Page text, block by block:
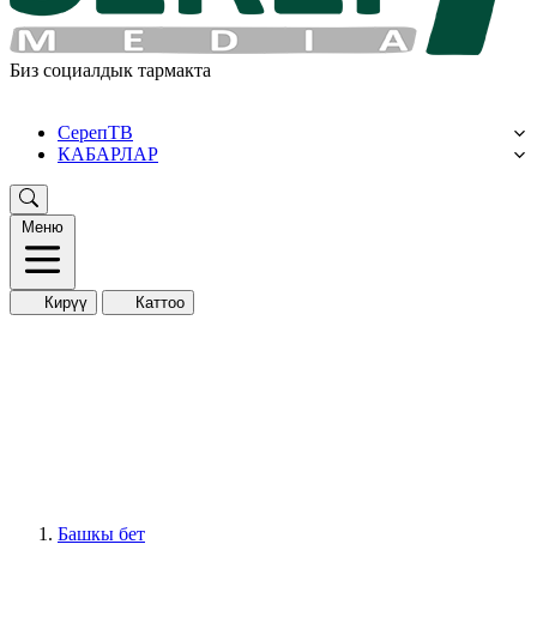
Биз социалдык тармакта
СерепТВ
КАБАРЛАР
Меню
Кирүү Каттоо
Башкы бет